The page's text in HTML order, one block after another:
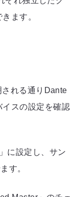
ます。
される通りDante
イスの設定を確認
に設定し、サン
す。